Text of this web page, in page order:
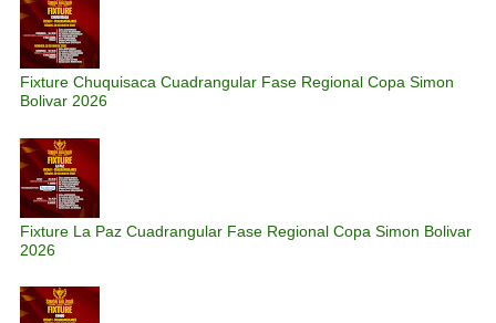
Fixture Chuquisaca Cuadrangular Fase Regional Copa Simon
Bolivar 2026
Fixture La Paz Cuadrangular Fase Regional Copa Simon Bolivar
2026